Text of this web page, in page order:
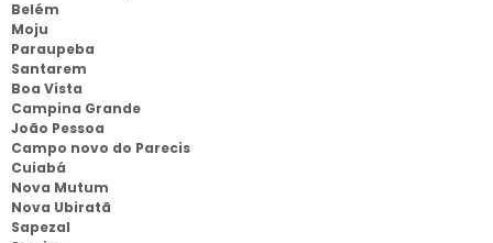
Belém
Moju
Paraupeba
Santarem
Boa Vista
Campina Grande
João Pessoa
Campo novo do Parecis
Cuiabá
Nova Mutum
Nova Ubiratã
Sapezal